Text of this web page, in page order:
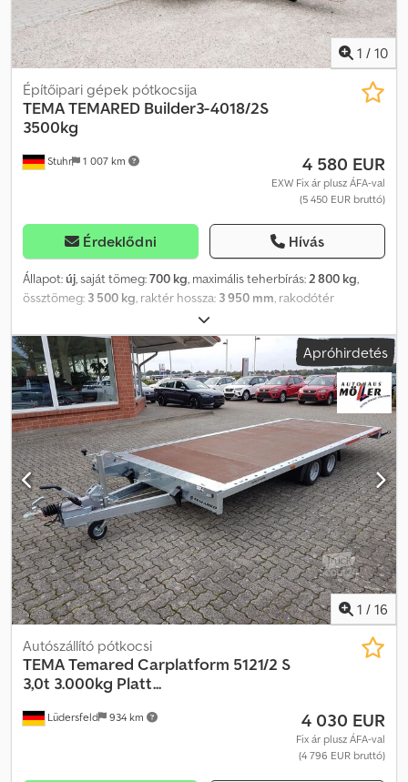
teherbírás (kg): 2826 Teljes hossz (mm): 6070 Raktér hossza (mm):
4000 Teljes szélesség (mm): 2430 Raktér szélesség (mm): 1830
Teljes magasság (mm): 1800 Oldalfal magasság: 250 mm
Fékrendszer: igen Váz típusa: Hegesztett Váz anyaga: acél
1 / 10
Stuhr 1 007 km
Építőipari gépek pótkocsija
TEMATEMARED Builder3-4018/2S
3500kg
4 580 EUR
EXW Fix ár plusz ÁFA-val
(5 450 EUR bruttó)
Érdeklődni Hívás
Állapot:új, saját tömeg:700 kg, maximális teherbírás:2 800 kg,
össztömeg: 3 500 kg, raktér hossza: 3 950 mm, rakodótér
, raktérmagasság:
gépszállító személygépkocsi utánfutó a TEMARED
utánfutógyártótól, Builder3-4018/2S 3500kg modell. Dsdpfxjv A T
Ihj Ai Tock A gépszállító utánfutó alaptartozékai közé tartozik a
masszív vázszerkezet, a felhajtórámpa, kanáltartó, támasztókerék,
valamint a V-alakú vonórúd.
Apróhirdetés
1 / 16
Lüdersfeld 934 km
Autószállító pótkocsi
TEMATemared Carplatform 5121/2 S
3,0t 3.000kg Platt...
4 030 EUR
Fix ár plusz ÁFA-val
(4 796 EUR bruttó)